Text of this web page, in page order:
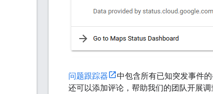
问题跟踪器 中包含所有已知突发事件
还可以添加评论，帮助我们的团队开展